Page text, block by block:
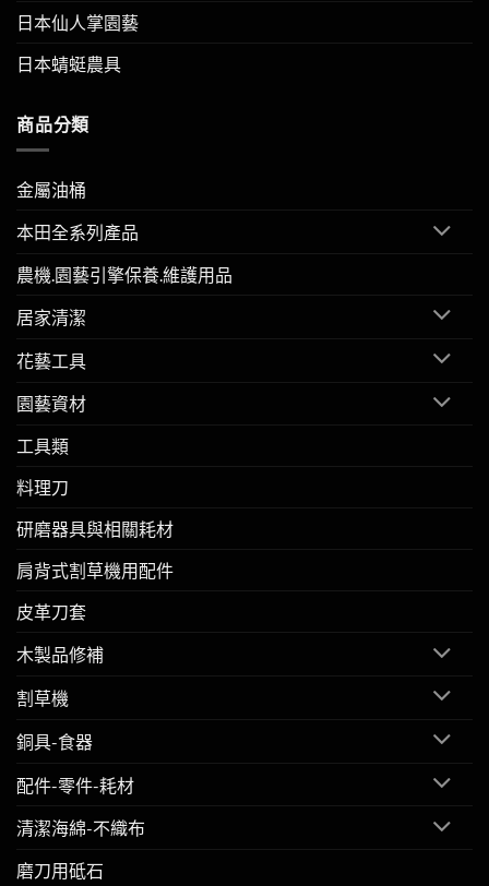
日本仙人掌園藝
日本蜻蜓農具
商品分類
金屬油桶
本田全系列產品
農機.園藝引擎保養.維護用品
居家清潔
花藝工具
園藝資材
工具類
料理刀
研磨器具與相關耗材
肩背式割草機用配件
皮革刀套
木製品修補
割草機
銅具-食器
配件-零件-耗材
清潔海綿-不織布
磨刀用砥石